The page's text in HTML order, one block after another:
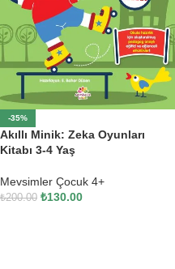
-35%
Akıllı Minik: Zeka Oyunları
Kitabı 3-4 Yaş
Mevsimler Çocuk 4+
₺200.00 ₺130.00